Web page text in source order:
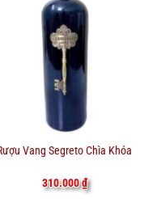
Vang Segreto Chìa Khóa
310.000₫